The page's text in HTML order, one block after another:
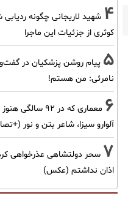
4 شهید لاریجانی چگونه ردیابی
کوثری از جزئیات این ماجرا
5 پیام روشن پزشکیان در
نامرئی: من هستم!
6
معماری که در 92
آلوارو سیزا، شاعر بتن و نور
7 سحر دولتشاهی عذرخواهی
اذان نداشتم (عکس)